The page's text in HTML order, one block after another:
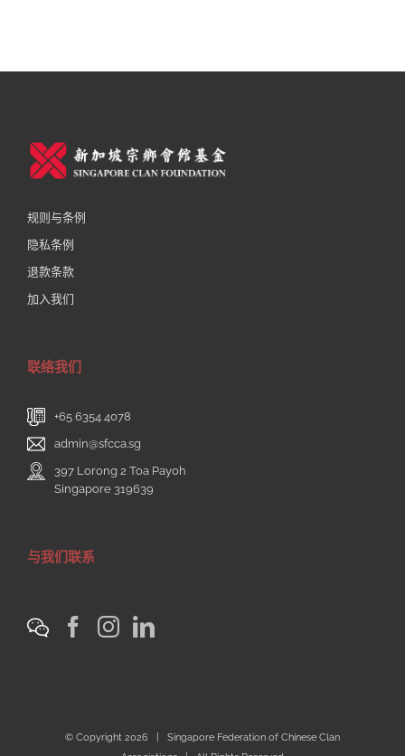
规则与条例
隐私条例
退款条款
加入我们
联络我们
+65 6354 4078
admin@sfcca.sg
397 Lorong 2 Toa Payoh
Singapore 319639
与我们联系
© Copyright 2026 | Singapore Federation of Chinese Clan